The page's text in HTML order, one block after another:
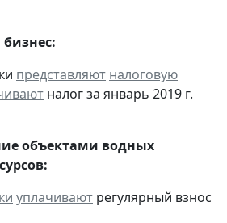
представляют налоговую
налог за январь 2019 г.
объектами водных
уплачивают регулярный взнос